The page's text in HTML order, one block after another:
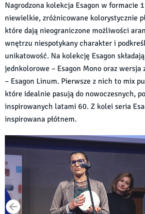
Nagrodzona kolekcja Esagon w formacie
niewielkie, zróżnicowane kolorystycznie
które dają nieograniczone możliwości
wnętrzu niespotykany charakter i
unikatowość. Na kolekcję Esagon
jednkolorowe – Esagon Mono oraz
– Esagon Linum. Pierwsze z nich to mix
które idealnie pasują do nowoczesnych,
inspirowanych latami 60. Z kolei seria
inspirowana płótnem.